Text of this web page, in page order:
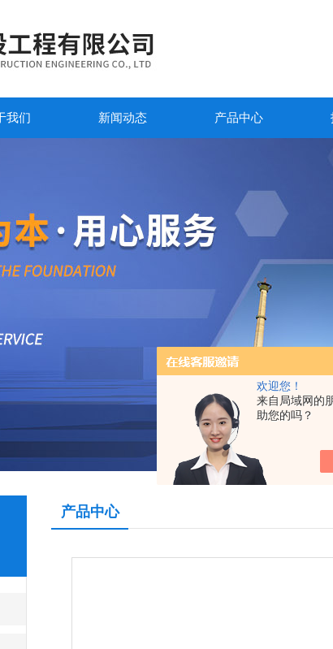
欢迎您！
来自局域网的
助您的吗？
我们 新闻动态 产品中心
产品中心